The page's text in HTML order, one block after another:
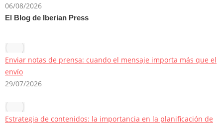
06/08/2026
El Blog de Iberian Press
Enviar notas de prensa: cuando el mensaje importa más que el
envío
29/07/2026
Estrategia de contenidos: la importancia en la planificación de